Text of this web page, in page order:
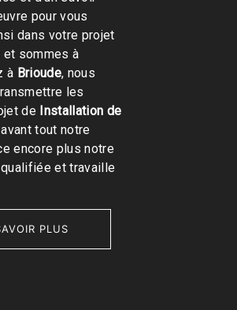
pour vous
dans votre projet
et sommes à
à Brioude, nous
les
de Installation de
tout notre
encore plus notre
et travaille
PLUS